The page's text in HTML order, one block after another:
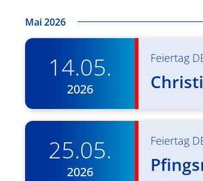
Ansichten,
Navigation
Schlüsselwort.
Mai 2026
14.05.
2026
Feiertag
25.05.
2026
Feiertag